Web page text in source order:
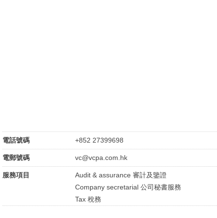
電話號碼 +852 27399698
電郵號碼 vc@vcpa.com.hk
服務項目
Audit & assurance 審計及鑒證
Company secretarial 公司秘書服務
Tax 稅務